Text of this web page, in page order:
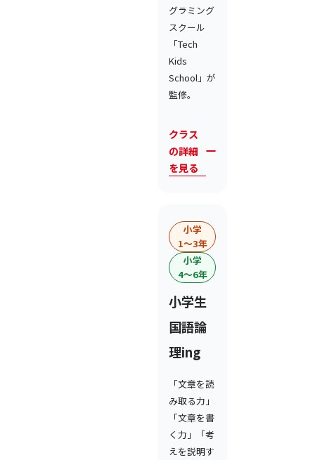
グラミング
スクール
「Tech
Kids
School」が
監修。
クラス
の詳細
を見る
小学
1〜3年
小学
4〜6年
小学生
国語論
理ing
「文章を読
み取る力」
「文章を書
く力」「考
えを説明す